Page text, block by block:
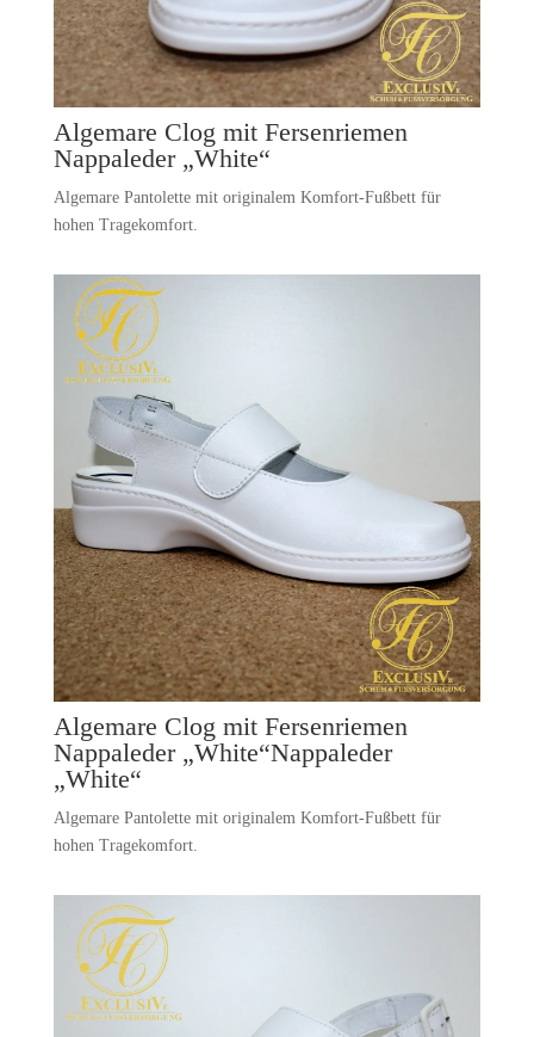
Algemare Clog mit Fersenriemen
Nappaleder „White“
Algemare Pantolette mit originalem Komfort-Fußbett für
hohen Tragekomfort.
Algemare Clog mit Fersenriemen
Nappaleder „White“Nappaleder
„White“
Algemare Pantolette mit originalem Komfort-Fußbett für
hohen Tragekomfort.